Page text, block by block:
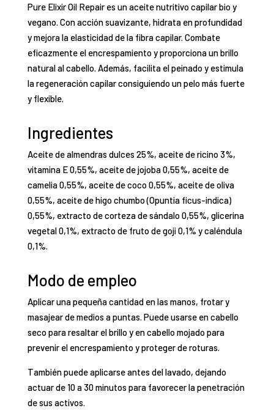
Pure Elixir Oil Repair es un aceite nutritivo capilar bio y
vegano. Con acción suavizante, hidrata en profundidad
y mejora la elasticidad de la fibra capilar. Combate
eficazmente el encrespamiento y proporciona un brillo
natural al cabello. Además, facilita el peinado y estimula
la regeneración capilar consiguiendo un pelo más fuerte
y flexible.
Ingredientes
Aceite de almendras dulces 25%, aceite de ricino 3%,
vitamina E 0,55%, aceite de jojoba 0,55%, aceite de
camelia 0,55%, aceite de coco 0,55%, aceite de oliva
0,55%, aceite de higo chumbo (Opuntia ficus-indica)
0,55%, extracto de corteza de sándalo 0,55%, glicerina
vegetal 0,1%, extracto de fruto de goji 0,1% y caléndula
0,1%.
Modo de empleo
Aplicar una pequeña cantidad en las manos, frotar y
masajear de medios a puntas. Puede usarse en cabello
seco para resaltar el brillo y en cabello mojado para
prevenir el encrespamiento y proteger de roturas.
También puede aplicarse antes del lavado, dejando
actuar de 10 a 30 minutos para favorecer la penetración
de sus activos.